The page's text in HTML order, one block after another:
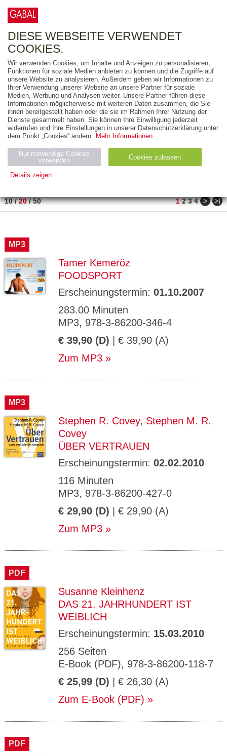
FREITEXT
AUSGABEART
AUS DER REIHE
ZUM THEMA
Neuerscheinung
Bestseller
PREIS
10/20/50 1 2 3 4 > >ǀ
MP3
Tamer Kemeröz
FOODSPORT
Erscheinungstermin: 01.10.2007
283.00 Minuten
MP3, 978-3-86200-346-4
€ 39,90 (D) | € 39,90 (A)
Zum MP3
MP3
Stephen R. Covey, Stephen M. R.
Covey
ÜBER VERTRAUEN
Erscheinungstermin: 02.02.2010
116 Minuten
MP3, 978-3-86200-427-0
€ 29,90 (D) | € 29,90 (A)
Zum MP3
PDF
Susanne Kleinhenz
DAS 21. JAHRHUNDERT IST
WEIBLICH
Erscheinungstermin: 15.03.2010
256 Seiten
E-Book (PDF), 978-3-86200-118-7
€ 25,99 (D) | € 26,30 (A)
Zum E-Book (PDF)
PDF
DIESE WEBSEITE VERWENDET
COOKIES.
Wir verwenden Cookies, um Inhalte und Anzeigen zu personalisieren,
Funktionen für soziale Medien anbieten zu können und die Zugriffe auf
unsere Website zu analysieren. Außerdem geben wir Informationen zu
Ihrer Verwendung unserer Website an unsere Partner für soziale
Medien, Werbung und Analysen weiter. Unsere Partner führen diese
Informationen möglicherweise mit weiteren Daten zusammen, die Sie
ihnen bereitgestellt haben oder die sie im Rahmen Ihrer Nutzung der
Dienste gesammelt haben. Sie können Ihre Einwilligung jederzeit
widerrufen und Ihre Einstellungen in unserer Datenschutzerklärung unter
dem Punkt „Cookies“ ändern. Mehr Informationen.
Nur notwendige Cookies
verwenden
Cookies zulassen
Details zeigen
Name Zweck
Ty
ESSION
_ID
GV_CO
OKIES
gabal-
verlag.
de
Speichert den Zustimmungsstatus des
Domäne.